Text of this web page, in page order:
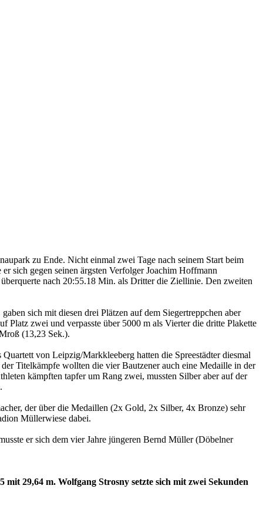
zu Ende. Nicht einmal zwei Tage nach seinem Start beim
sich gegen seinen ärgsten Verfolger Joachim Hoffmann
nach 20:55.18 Min. als Dritter die Ziellinie. Den zweiten
sich mit diesen drei Plätzen auf dem Siegertreppchen aber
zwei und verpasste über 5000 m als Vierter die dritte Plakette
(13,23 Sek.).
von Leipzig/Markkleeberg hatten die Spreestädter diesmal
Titelkämpfe wollten die vier Bautzener auch eine Medaille in der
kämpften tapfer um Rang zwei, mussten Silber aber auf der
der über die Medaillen (2x Gold, 2x Silber, 4x Bronze) sehr
Müllerwiese dabei.
er sich dem vier Jahre jüngeren Bernd Müller (Döbelner
29,64 m. Wolfgang Strosny setzte sich mit zwei Sekunden